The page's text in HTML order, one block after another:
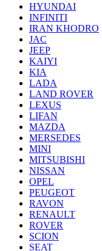
HYUNDAI
INFINITI
IRAN KHODRO
JAC
JEEP
KAIYI
KIA
LADA
LAND ROVER
LEXUS
LIFAN
MAZDA
MERSEDES
MINI
MITSUBISHI
NISSAN
OPEL
PEUGEOT
RAVON
RENAULT
ROVER
SCION
SEAT